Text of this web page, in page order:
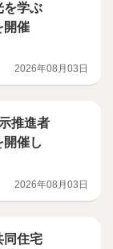
を学ぶ
開催
2026年08月03日
推進者
開催し
2026年08月03日
住宅